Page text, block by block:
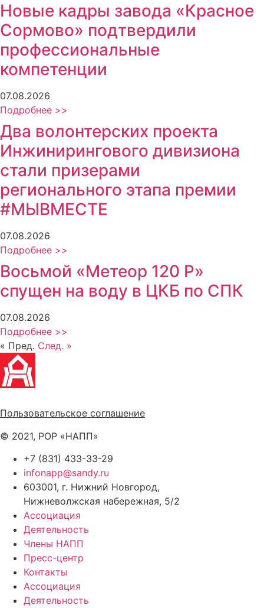
Новые кадры завода «Красное
Сормово» подтвердили
профессиональные
компетенции
07.08.2026
Подробнее >>
Два волонтерских проекта
Инжинирингового дивизиона
стали призерами
регионального этапа премии
#МЫВМЕСТЕ
07.08.2026
Подробнее >>
Восьмой «Метеор 120 Р»
спущен на воду в ЦКБ по СПК
07.08.2026
Подробнее >>
« Пред. След. »
Пользовательское соглашение
© 2021, РОР «НАПП»
+7 (831) 433-33-29
infonapp@sandy.ru
603001, г. Нижний Новгород,
Нижневолжская набережная, 5/2
Ассоциация
Деятельность
Члены НАПП
Пресс-центр
Контакты
Ассоциация
Деятельность